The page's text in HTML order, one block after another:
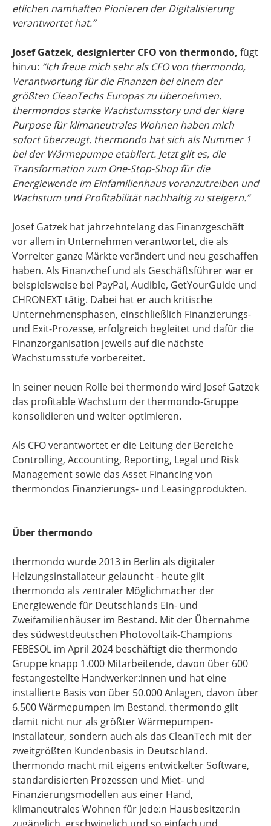
etlichen namhaften Pionieren der Digitalisierung
verantwortet hat.”
Josef Gatzek, designierter CFO von thermondo, fügt
hinzu: “Ich freue mich sehr als CFO von thermondo,
Verantwortung für die Finanzen bei einem der
größten CleanTechs Europas zu übernehmen.
thermondos starke Wachstumsstory und der klare
Purpose für klimaneutrales Wohnen haben mich
sofort überzeugt. thermondo hat sich als Nummer 1
bei der Wärmepumpe etabliert. Jetzt gilt es, die
Transformation zum One-Stop-Shop für die
Energiewende im Einfamilienhaus voranzutreiben und
Wachstum und Profitabilität nachhaltig zu steigern.”
Josef Gatzek hat jahrzehntelang das Finanzgeschäft
vor allem in Unternehmen verantwortet, die als
Vorreiter ganze Märkte verändert und neu geschaffen
haben. Als Finanzchef und als Geschäftsführer war er
beispielsweise bei PayPal, Audible, GetYourGuide und
CHRONEXT tätig. Dabei hat er auch kritische
Unternehmensphasen, einschließlich Finanzierungs-
und Exit-Prozesse, erfolgreich begleitet und dafür die
Finanzorganisation jeweils auf die nächste
Wachstumsstufe vorbereitet.
In seiner neuen Rolle bei thermondo wird Josef Gatzek
das profitable Wachstum der thermondo-Gruppe
konsolidieren und weiter optimieren.
Als CFO verantwortet er die Leitung der Bereiche
Controlling, Accounting, Reporting, Legal und Risk
Management sowie das Asset Financing von
thermondos Finanzierungs- und Leasingprodukten.
Über thermondo
thermondo wurde 2013 in Berlin als digitaler
Heizungsinstallateur gelauncht - heute gilt
thermondo als zentraler Möglichmacher der
Energiewende für Deutschlands Ein- und
Zweifamilienhäuser im Bestand. Mit der Übernahme
des südwestdeutschen Photovoltaik-Champions
FEBESOL im April 2024 beschäftigt die thermondo
Gruppe knapp 1.000 Mitarbeitende, davon über 600
festangestellte Handwerker:innen und hat eine
installierte Basis von über 50.000 Anlagen, davon über
6.500 Wärmepumpen im Bestand. thermondo gilt
damit nicht nur als größter Wärmepumpen-
Installateur, sondern auch als das CleanTech mit der
zweitgrößten Kundenbasis in Deutschland.
thermondo macht mit eigens entwickelter Software,
standardisierten Prozessen und Miet- und
Finanzierungsmodellen aus einer Hand,
klimaneutrales Wohnen für jede:n Hausbesitzer:in